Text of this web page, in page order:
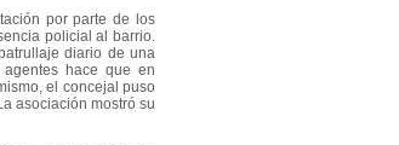
por parte de los
policial al barrio.
diario de una
hace que en
el concejal puso
asociación mostró su